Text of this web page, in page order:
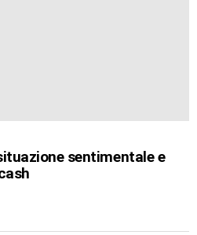
sentimentale e